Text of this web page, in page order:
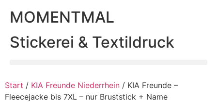
MOMENTMAL
Stickerei & Textildruck
Start / KIA Freunde Niederrhein / KIA Freunde –
Fleecejacke bis 7XL – nur Bruststick + Name